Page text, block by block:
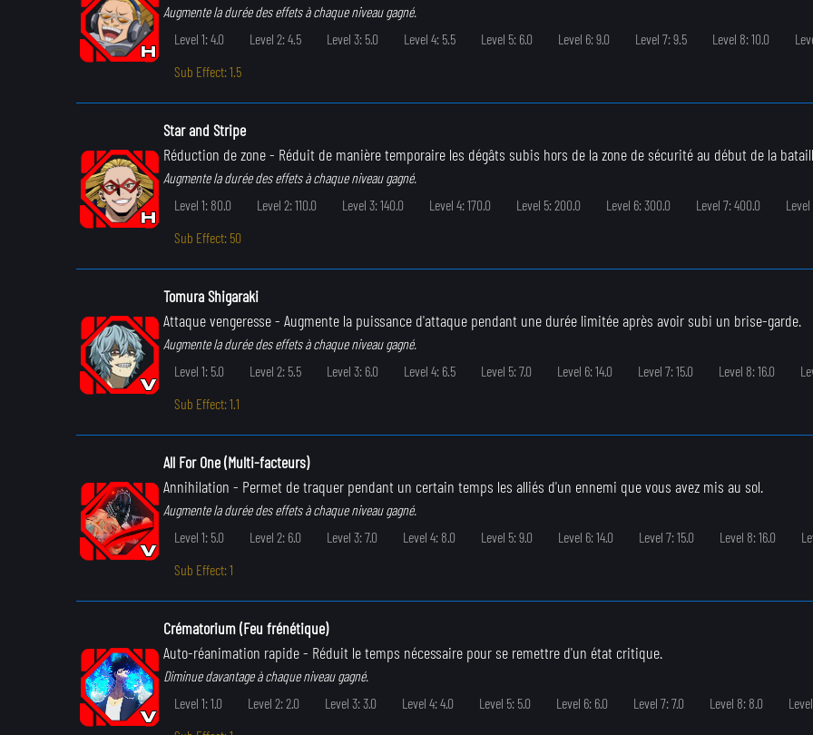
Augmente la durée des effets à chaque niveau gagné.
Level 1: 4.0
Level 2: 4.5 Level 3: 5.0 Level 4: 5.5 Level 5: 6.0 Level 6: 9.0 Level 7: 9.5 Level 8: 10.0
Sub Effect: 1.5
Star and Stripe
Réduction de zone- Réduit de manière temporaire les dégâts subis hors de la zone de sécurité au début de la
Augmente la durée des effets à chaque niveau gagné.
Level 1: 80.0
Level 2: 110.0 Level 3: 140.0 Level 4: 170.0 Level 5: 200.0 Level 6: 300.0 Level 7: 400.0
Sub Effect: 50
Tomura Shigaraki
Attaque vengeresse- Augmente la puissance d'attaque pendant une durée limitée après avoir subi un brise-garde.
Augmente la durée des effets à chaque niveau gagné.
Level 1: 5.0
Level 2: 5.5 Level 3: 6.0 Level 4: 6.5 Level 5: 7.0 Level 6: 14.0 Level 7: 15.0 Level 8: 16.0
Sub Effect: 1.1
All For One (Multi-facteurs)
Annihilation - Permet de traquer pendant un certain temps les alliés d'un ennemi que vous avez mis au sol.
Augmente la durée des effets à chaque niveau gagné.
Level 1: 5.0
Level 2: 6.0 Level 3: 7.0 Level 4: 8.0 Level 5: 9.0 Level 6: 14.0 Level 7: 15.0 Level 8: 16.0
Sub Effect: 1
Crématorium (Feu frénétique)
Auto-réanimation rapide- Réduit le temps nécessaire pour se remettre d'un état critique.
Diminue davantage à chaque niveau gagné.
Level 1: 1.0
Level 2: 2.0 Level 3: 3.0 Level 4: 4.0 Level 5: 5.0 Level 6: 6.0 Level 7: 7.0 Level 8: 8.0